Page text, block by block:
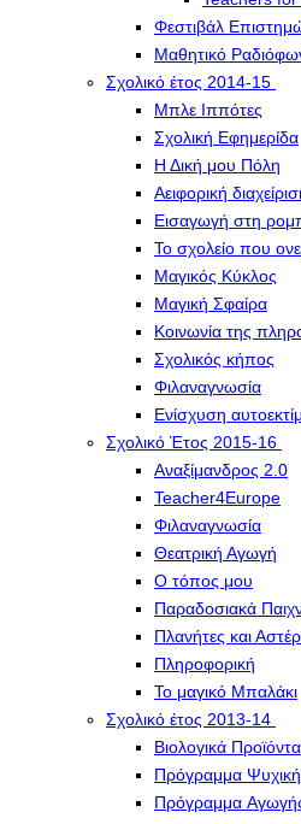
Φεστιβάλ
Μαθητικό
Σχολικό έτος 2014-15
Μπλε Ιππότες
Σχολική Εφημερίδα
Η Δική μου Πόλη
Αειφορική
Εισαγωγή στη
Το σχολείο που
Μαγικός Κύκλος
Μαγική Σφαίρα
Kοινωνία της
Σχολικός κήπος
Φιλαναγνωσία
Eνίσχυση
Σχολικό Έτος 2015-16
Αναξίμανδρος 2.0
Teacher4Europe
Φιλαναγνωσία
Θεατρική Αγωγή
Ο τόπος μου
Παραδοσιακά
Πλανήτες και
Πληροφορική
Το μαγικό Μπαλάκι
Σχολικό έτος 2013-14
Βιολογικά Προϊόντα
Πρόγραμμα
Πρόγραμμα